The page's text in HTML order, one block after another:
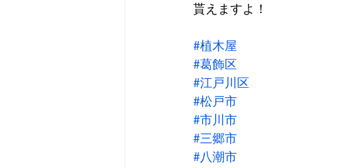
貰えますよ！
#植木屋
#葛飾区
#江戸川区
#松戸市
#市川市
#三郷市
#八潮市